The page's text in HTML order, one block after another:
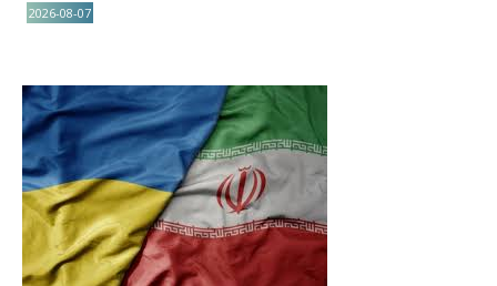
2026-08-07